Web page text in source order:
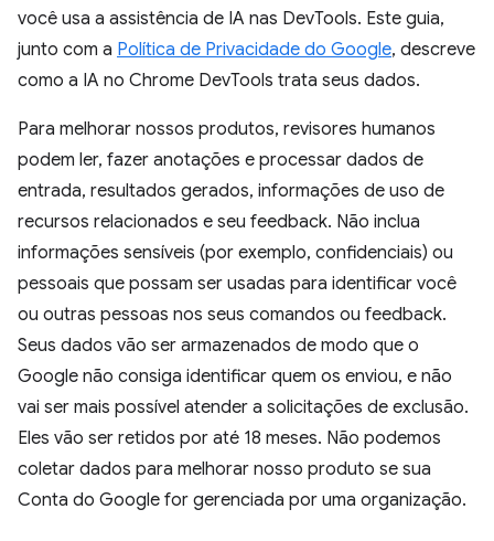
você usa a assistência de IA nas DevTools. Este guia,
junto com a Política de Privacidade do Google, descreve
como a IA no Chrome DevTools trata seus dados.
Para melhorar nossos produtos, revisores humanos
podem ler, fazer anotações e processar dados de
entrada, resultados gerados, informações de uso de
recursos relacionados e seu feedback. Não inclua
informações sensíveis (por exemplo, confidenciais) ou
pessoais que possam ser usadas para identificar você
ou outras pessoas nos seus comandos ou feedback.
Seus dados vão ser armazenados de modo que o
Google não consiga identificar quem os enviou, e não
vai ser mais possível atender a solicitações de exclusão.
Eles vão ser retidos por até 18 meses. Não podemos
coletar dados para melhorar nosso produto se sua
Conta do Google for gerenciada por uma organização.